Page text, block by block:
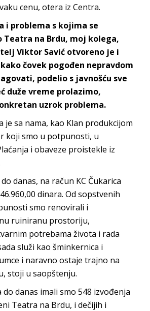
cenu, otera iz Centra.
i problema s kojima se
Teatra na Brdu, moj kolega,
Viktor Savić otvoreno je i
čovek pogođen nepravdom
podelio s javnošću sve
duže vreme prolazimo,
uzrok problema.
je sa nama, kao Klan produkcijom
koji smo u potpunosti, u
i obaveze proistekle iz
danas, na račun KC Čukarica
dinara. Od sopstvenih
smo renovirali i
ruiniranu prostoriju,
potrebama života i rada
služi kao šminkernica i
i naravno ostaje trajno na
stoji u saopštenju.
danas imali smo 548 izvođenja
Teatra na Brdu, i dečijih i